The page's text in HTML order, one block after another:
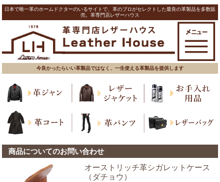
日本で唯一革のホームドクターのいるサイトで、革のプロがセレクトした最良の革製品を多数販
売。革専門店レザーハウス
今良かったらいい革製品ではなく、一生使える革製品を提供します
商品についてのお問い合わせ
オーストリッチ革シガレットケース
（ダチョウ）